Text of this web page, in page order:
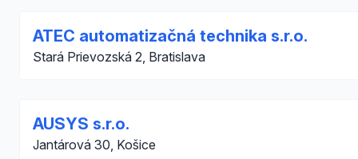
ATEC automatizačná technika s.r.o.
Stará Prievozská 2, Bratislava
AUSYS s.r.o.
Jantárová 30, Košice